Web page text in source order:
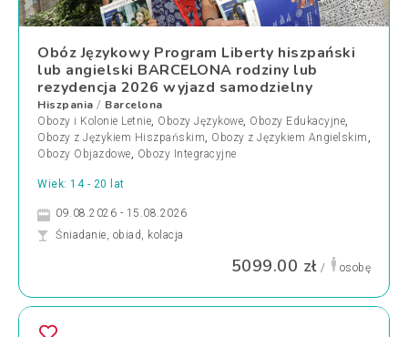
Obóz Językowy Program Liberty hiszpański
lub angielski BARCELONA rodziny lub
rezydencja 2026 wyjazd samodzielny
Hiszpania / Barcelona
Obozy i Kolonie Letnie, Obozy Językowe, Obozy Edukacyjne,
Obozy z Językiem Hiszpańskim, Obozy z Językiem Angielskim ,
Obozy Objazdowe, Obozy Integracyjne
Wiek: 14 - 20 lat
09.08.2026 - 15.08.2026
Śniadanie, obiad, kolacja
5099.00 zł / osobę